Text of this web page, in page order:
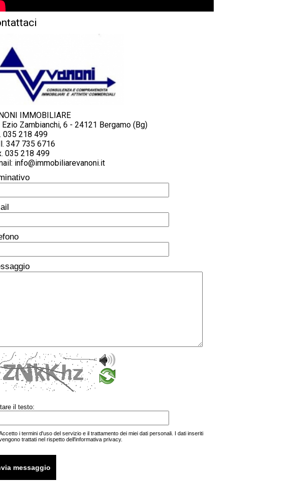
IMMOBILIARE
Ezio Zambianchi, 6 - 24121 Bergamo (Bg)
035 218 499
347 735 6716
035 218 499
info@immobiliarevanoni.it
il testo:
i termini d'uso del servizio e il trattamento dei miei dati personali . I dati inseriti
trattati nel rispetto dell'informativa privacy.